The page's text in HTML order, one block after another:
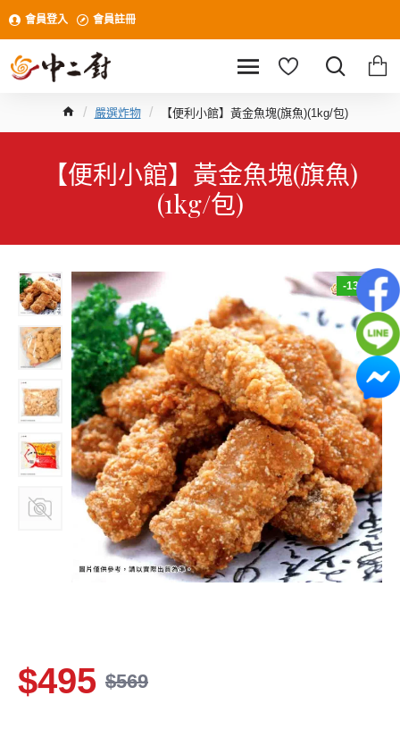
會員登入 會員註冊
嚴選炸物 【便利小館】黃金魚塊(旗魚)(1kg/包)
【便利小館】黃金魚塊(旗魚)
(1kg/包)
-13 %
$495 $569